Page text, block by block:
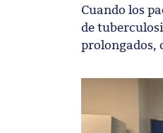
Cuando los
de
prolongados,